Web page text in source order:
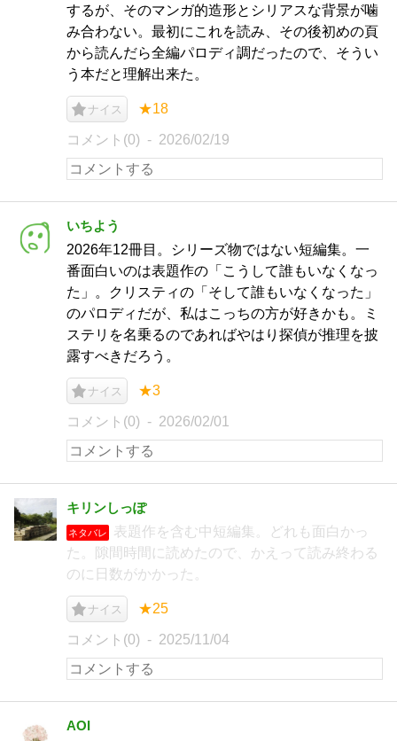
するが、そのマンガ的造形とシリアスな背景が噛
み合わない。最初にこれを読み、その後初めの頁
から読んだら全編パロディ調だったので、そうい
う本だと理解出来た。
ナイス ★18
コメント(0) 2026/02/19
いちよう
2026年12冊目。シリーズ物ではない短編集。一
番面白いのは表題作の「こうして誰もいなくなっ
た」。クリスティの「そして誰もいなくなった」
のパロディだが、私はこっちの方が好きかも。ミ
ステリを名乗るのであればやはり探偵が推理を披
露すべきだろう。
ナイス ★3
コメント(0) 2026/02/01
キリンしっぽ
ネタバレ
表題作を含む中短編集。どれも面白かっ
た。隙間時間に読めたので、かえって読み終わる
のに日数がかかった。
ナイス ★25
コメント(0) 2025/11/04
AOI